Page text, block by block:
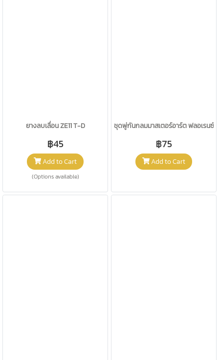
ยางลบเลื่อน ZE11 T-D
฿45
Add to Cart
(Options available)
ชุดพู่กันกลมมาสเตอร์อาร์ต ฟลอเรนซ์
฿75
Add to Cart